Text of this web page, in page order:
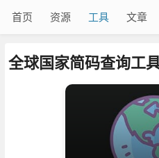
首页 资源 工具 文章
全球国家简码查询工